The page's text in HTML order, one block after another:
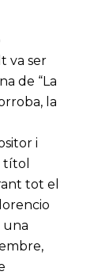
va ser
de “La
la
i
títol
tot el
una